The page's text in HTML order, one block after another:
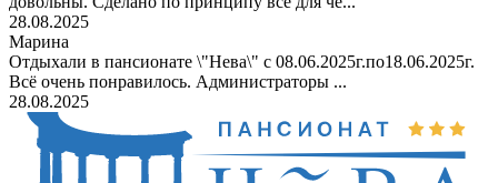
28.08.2025
Марина
Отдыхали в пансионате \"Нева\" с 08.06.2025г.по18.06.2025г.
Всё очень понравилось. Администраторы ...
28.08.2025